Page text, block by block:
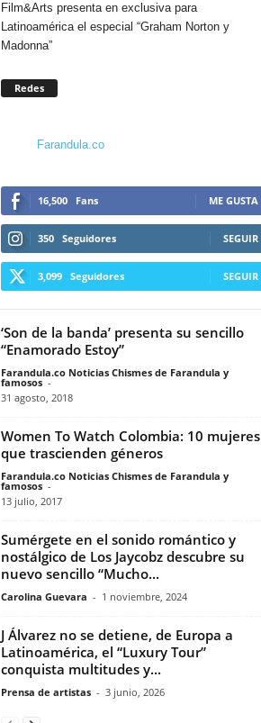
Film&Arts presenta en exclusiva para
Latinoamérica el especial “Graham Norton y
Madonna”
Redes
Farandula.co
16,500 Fans ME GUSTA
350 Seguidores SEGUIR
3,099 Seguidores SEGUIR
‘Son de la banda’ presenta su sencillo
“Enamorado Estoy”
Farandula.co Noticias Chismes de Farandula y
famosos -
31 agosto, 2018
Women To Watch Colombia: 10 mujeres
que trascienden géneros
Farandula.co Noticias Chismes de Farandula y
famosos -
13 julio, 2017
Sumérgete en el sonido romántico y
nostálgico de Los Jaycobz descubre su
nuevo sencillo “Mucho...
Carolina Guevara - 1 noviembre, 2024
J Álvarez no se detiene, de Europa a
Latinoamérica, el “Luxury Tour”
conquista multitudes y...
Prensa de artistas - 3 junio, 2026